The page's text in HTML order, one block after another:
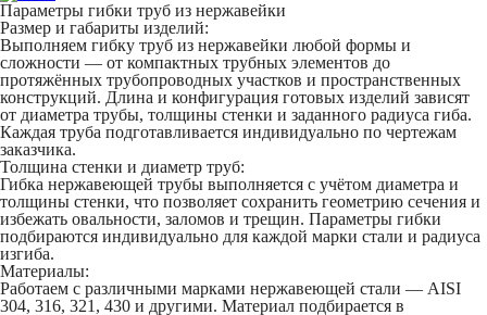
Параметры гибки труб из нержавейки
Размер и габариты изделий:
Выполняем гибку труб из нержавейки любой формы и
сложности — от компактных трубных элементов до
протяжённых трубопроводных участков и пространственных
конструкций. Длина и конфигурация готовых изделий зависят
от диаметра трубы, толщины стенки и заданного радиуса гиба.
Каждая труба подготавливается индивидуально по чертежам
заказчика.
Толщина стенки и диаметр труб:
Гибка нержавеющей трубы выполняется с учётом диаметра и
толщины стенки, что позволяет сохранить геометрию сечения и
избежать овальности, заломов и трещин. Параметры гибки
подбираются индивидуально для каждой марки стали и радиуса
изгиба.
Материалы:
Работаем с различными марками нержавеющей стали — AISI
304, 316, 321, 430 и другими. Материал подбирается в